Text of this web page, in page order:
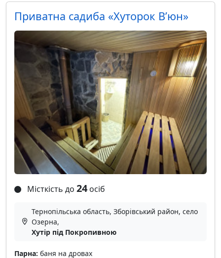
Приватна садиба «Хуторок В’юн»
Місткість до 24 осіб
Тернопільська область, Зборівський район, село
Озерна,
Хутір під Покропивною
Парна: баня на дровах